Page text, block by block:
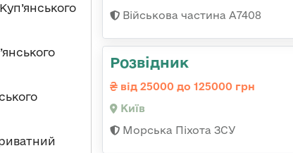
Військова частина А7408
Розвідник
від 25000 до 125000 грн
Київ
Морська Піхота ЗСУ